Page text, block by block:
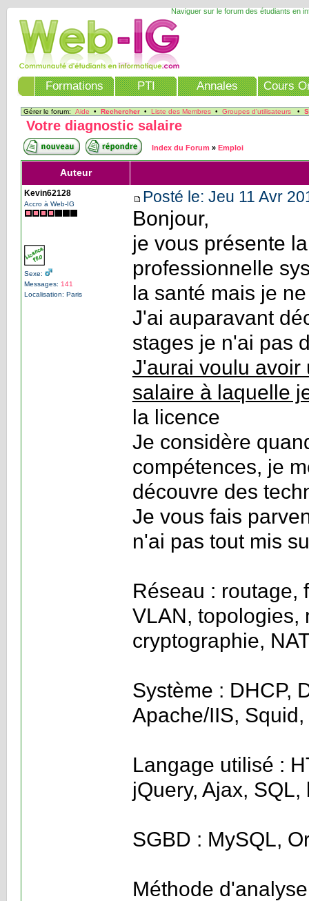
Naviguer sur le forum des étudiants en
Formations PTI Annales Cours
Gérer le forum: Aide • Rechercher• Liste des Membres• Groupes d'utilisateurs•
Votre diagnostic salaire
Index du Forum » Emploi
Auteur
Kevin62128
Accro à Web-IG
Sexe:
Messages: 141
Localisation: Paris
Posté le: Jeu 11 Avr
Bonjour,
je vous présente
professionnelle
la santé mais je
J'ai auparavant
stages je n'ai pas
J'aurai voulu avoir
salaire à laquelle
la licence
Je considère
compétences, je
découvre des
Je vous fais
n'ai pas tout mis
Réseau : routage,
VLAN, topologies,
cryptographie,
Système : DHCP,
Apache/IIS,
Langage utilisé :
jQuery, Ajax,
SGBD : MySQL,
Méthode